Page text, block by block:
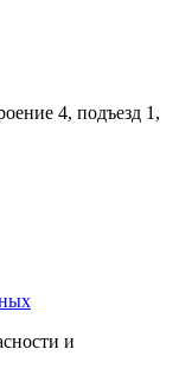
4, подъезд 1,
и